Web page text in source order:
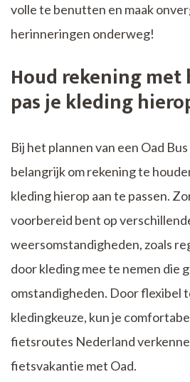
volle te benutten en maak
herinneringen onderweg!
Houd rekening met
pas je kleding
Bij het plannen van een Oad
belangrijk om rekening te
kleding hierop aan te passen.
voorbereid bent op
weersomstandigheden, zoals
door kleding mee te nemen die
omstandigheden. Door flexibel
kledingkeuze, kun je
fietsroutes Nederland
fietsvakantie met Oad.